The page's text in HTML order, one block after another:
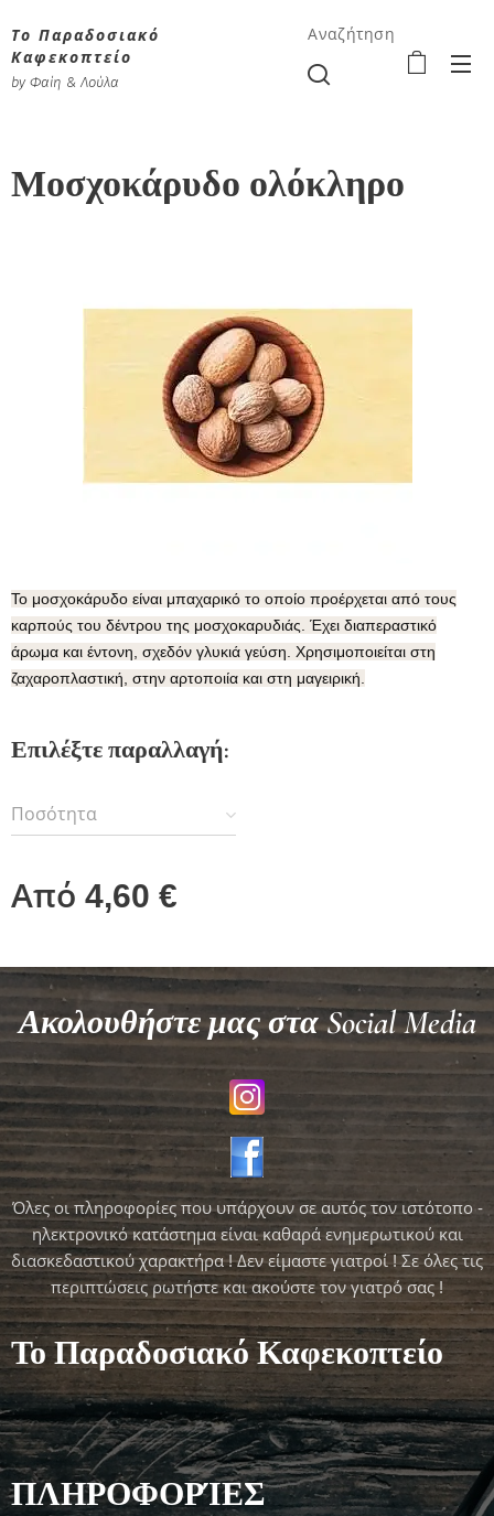
Το Παραδοσιακό
Καφεκοπτείο
by Φαίη & Λούλα
Αναζήτηση
Μοσχοκάρυδο ολόκληρο
Το μοσχοκάρυδο είναι μπαχαρικό το οποίο προέρχεται από τους
καρπούς του δέντρου της μοσχοκαρυδιάς. Έχει διαπεραστικό
άρωμα και έντονη, σχεδόν γλυκιά γεύση. Χρησιμοποιείται στη
ζαχαροπλαστική, στην αρτοποιία και στη μαγειρική.
Επιλέξτε παραλλαγή:
Ποσότητα
Από 4,60 €
Ακολουθήστε μας στα Social Media
Όλες οι πληροφορίες που υπάρχουν σε αυτός τον ιστότοπο -
ηλεκτρονικό κατάστημα είναι καθαρά ενημερωτικού και
διασκεδαστικού χαρακτήρα ! Δεν είμαστε γιατροί ! Σε όλες τις
περιπτώσεις ρωτήστε και ακούστε τον γιατρό σας !
Το Παραδοσιακό Καφεκοπτείο
ΠΛΗΡΟΦΟΡΊΕΣ